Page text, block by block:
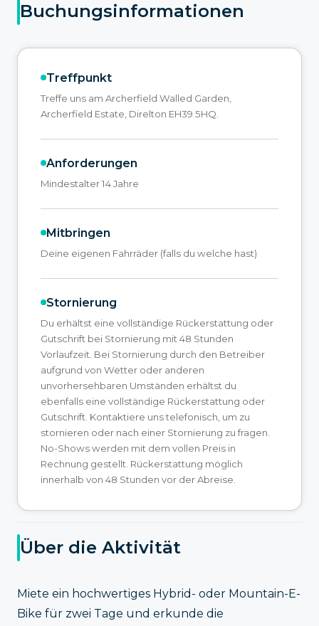
Buchungsinformationen
Treffpunkt
Treffe uns am Archerfield Walled Garden,
Archerfield Estate, Direlton EH39 5HQ.
Anforderungen
Mindestalter 14 Jahre
Mitbringen
Deine eigenen Fahrräder (falls du welche hast)
Stornierung
Du erhältst eine vollständige Rückerstattung oder
Gutschrift bei Stornierung mit 48 Stunden
Vorlaufzeit. Bei Stornierung durch den Betreiber
aufgrund von Wetter oder anderen
unvorhersehbaren Umständen erhältst du
ebenfalls eine vollständige Rückerstattung oder
Gutschrift. Kontaktiere uns telefonisch, um zu
stornieren oder nach einer Stornierung zu fragen.
No-Shows werden mit dem vollen Preis in
Rechnung gestellt. Rückerstattung möglich
innerhalb von 48 Stunden vor der Abreise.
Über die Aktivität
Miete ein hochwertiges Hybrid- oder Mountain-E-
Bike für zwei Tage und erkunde die